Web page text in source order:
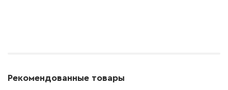
Рекомендованные товары